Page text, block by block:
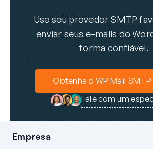
Use seu provedor SMTP
enviar seus e-mails do
forma confiável.
Obtenha o WP Mail SMTP
Fale com um
Empresa